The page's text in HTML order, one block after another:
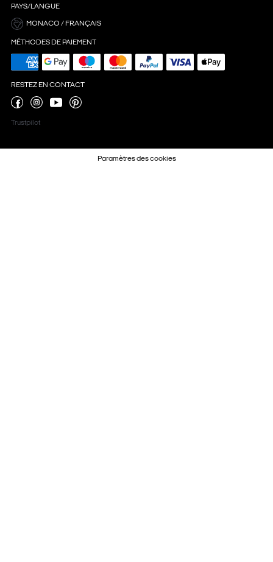
PAYS/LANGUE
MONACO / FRANÇAIS
MÉTHODES DE PAIEMENT
RESTEZ EN CONTACT
Trustpilot
Paramètres des cookies